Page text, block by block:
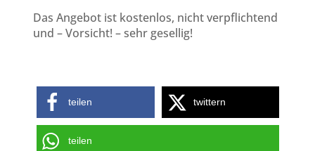
Das Angebot ist kostenlos, nicht verpflichtend
und – Vorsicht! – sehr gesellig!
teilen twittern
teilen